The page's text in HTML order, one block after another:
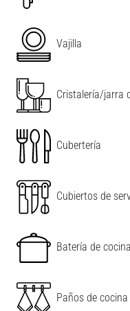
Vajilla
Cristalería/jarra
Cubertería
Cubiertos de
Batería de cocina
Paños de cocina